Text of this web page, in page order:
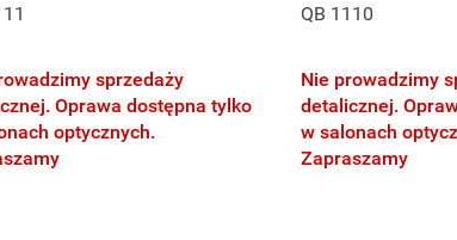
sprzedaży
Oprawa dostępna tylko
optycznych.
QB 1110
Nie prowadzimy
detalicznej.
w salonach
Zapraszamy